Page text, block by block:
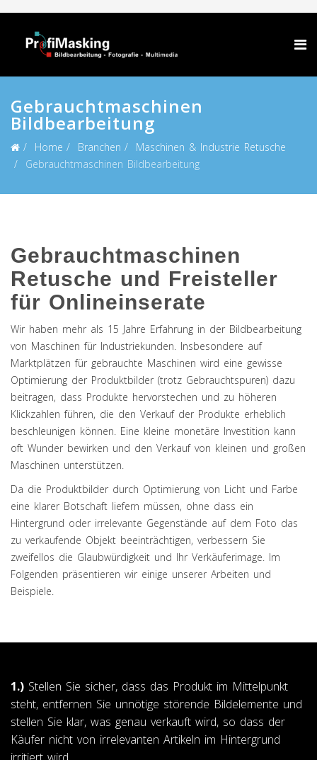
Gebrauchtmaschinen
Bildbearbeitung
Home Branchen
Maschinen & Industrie Retusche
Gebrauchtmaschinen Bildbearbeitung
Gebrauchtmaschinen
Retusche und Freisteller
für Onlineinserate
Wir haben mehr als 15 Jahre Erfahrung in der Bildbearbeitung
von Maschinen für Industriekunden. Insbesondere auf
Marktplätzen für gebrauchte Maschinen wird eine gewisse
Optimierung der Produktbilder (trotz Gebrauchtspuren) dazu
beitragen, dass Produkte hervorstechen und zu höheren
Klickzahlen führen, die den Verkauf der Produkte erheblich
beschleunigen können. Eine kleine monetäre Investition kann
oft Wunder bewirken und den Verkauf von kleinen und großen
Maschinen unterstützen.
Da die Produktbilder durch Optimierung von Licht und Farbe
eine klarer Botschaft liefern müssen, ohne dass ein
Hintergrund oder irrelevante Gegenstände auf dem Foto das
zu verkaufende Objekt beeinträchtigen, verbessern Sie
zweifellos die Glaubwürdigkeit und Ihr Verkäuferimage. Im
Folgenden präsentieren wir einige unserer Arbeiten und
Beispiele.
1.) Stellen Sie sicher, dass das Produkt im Mittelpunkt
steht, entfernen Sie unnötige störende Bildelemente und
stellen Sie klar, was genau verkauft wird, so dass der
Käufer nicht von irrelevanten Artikeln im Hintergrund